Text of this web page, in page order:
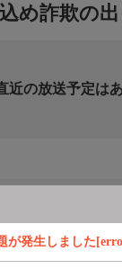
が発生しました
め詐欺の
近の放送予定は
め番組